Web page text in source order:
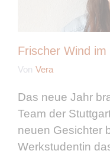
Frischer Wind
Von Vera
Das neue Jahr
Team der
neuen Gesichter
Werkstudentin